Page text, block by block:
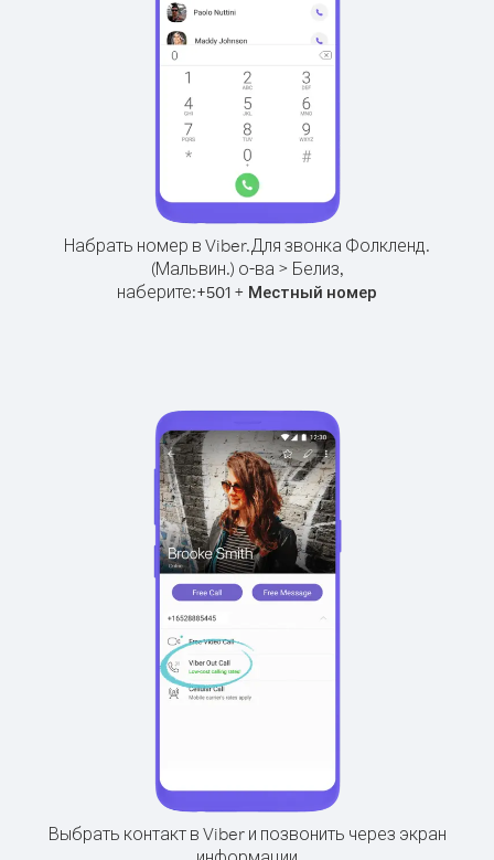
Набрать номер в Viber.Для звонка Фолкленд.
(Мальвин.) о-ва > Белиз,
наберите:+501 + Местный номер
Выбрать контакт в Viber и позвонить через экран